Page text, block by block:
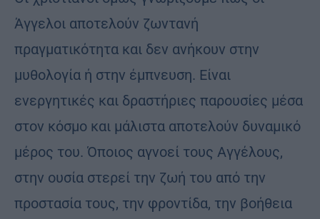
Άγγελοι αποτελούν ζωντανή
πραγματικότητα και δεν ανήκουν στην
μυθολογία ή στην έμπνευση. Είναι
ενεργητικές και δραστήριες παρουσίες μέσα
στον κόσμο και μάλιστα αποτελούν δυναμικό
μέρος του. Όποιος αγνοεί τους Αγγέλους,
στην ουσία στερεί την ζωή του από την
προστασία τους, την φροντίδα, την βοήθεια